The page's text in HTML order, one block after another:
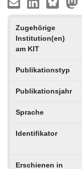
Zugehörige
Institution(en)
am KIT
Publikationstyp
Publikationsjahr
Sprache
Identifikator
Erschienen in